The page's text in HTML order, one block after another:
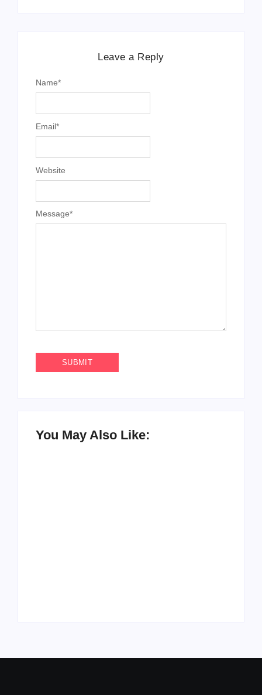
Leave a Reply
Message*
Name*
Email*
Website
You May Also Like: